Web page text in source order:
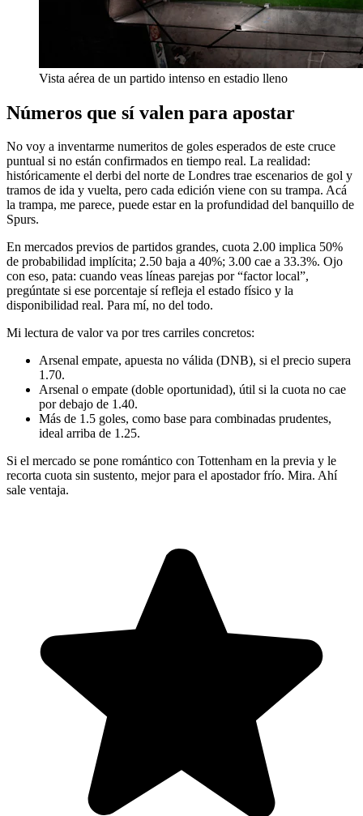
Vista aérea de un partido intenso en estadio lleno
Números que sí valen para apostar
No voy a inventarme numeritos de goles esperados de este cruce
puntual si no están confirmados en tiempo real. La realidad:
históricamente el derbi del norte de Londres trae escenarios de gol y
tramos de ida y vuelta, pero cada edición viene con su trampa. Acá
la trampa, me parece, puede estar en la profundidad del banquillo de
Spurs.
En mercados previos de partidos grandes, cuota 2.00 implica 50%
de probabilidad implícita; 2.50 baja a 40%; 3.00 cae a 33.3%. Ojo
con eso, pata: cuando veas líneas parejas por “factor local”,
pregúntate si ese porcentaje sí refleja el estado físico y la
disponibilidad real. Para mí, no del todo.
Mi lectura de valor va por tres carriles concretos:
Arsenal empate, apuesta no válida (DNB), si el precio supera
1.70.
Arsenal o empate (doble oportunidad), útil si la cuota no cae
por debajo de 1.40.
Más de 1.5 goles, como base para combinadas prudentes,
ideal arriba de 1.25.
Si el mercado se pone romántico con Tottenham en la previa y le
recorta cuota sin sustento, mejor para el apostador frío. Mira. Ahí
sale ventaja.